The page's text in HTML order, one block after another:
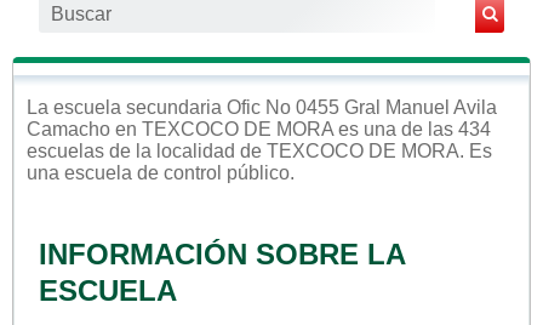
La escuela secundaria Ofic No 0455 Gral Manuel Avila
Camacho en TEXCOCO DE MORA es una de las 434
escuelas de la localidad de TEXCOCO DE MORA. Es
una escuela de control público.
INFORMACIÓN SOBRE LA
ESCUELA